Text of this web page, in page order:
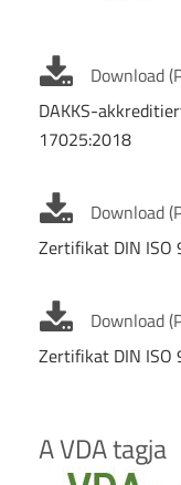
Download
DAKKS-
17025:2018
Download
Zertifikat DIN ISO
Download
Zertifikat DIN ISO
A VDA tagja